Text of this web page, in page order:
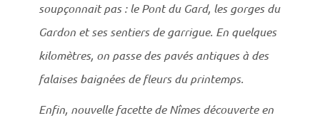
soupçonnait pas : le Pont du Gard, les gorges du
Gardon et ses sentiers de garrigue. En quelques
kilomètres, on passe des pavés antiques à des
falaises baignées de fleurs du printemps.
Enfin, nouvelle facette de Nîmes découverte en